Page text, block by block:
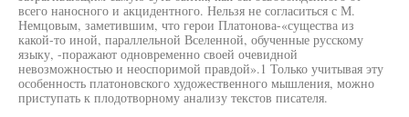
всего наносного и акцидентного. Нельзя не согласиться с М.
Немцовым, заметившим, что герои Платонова-«существа из
какой-то иной, параллельной Вселенной, обученные русскому
языку, -поражают одновременно своей очевидной
невозможностью и неоспоримой правдой».1 Только учитывая эту
особенность платоновского художественного мышления, можно
приступать к плодотворному анализу текстов писателя.